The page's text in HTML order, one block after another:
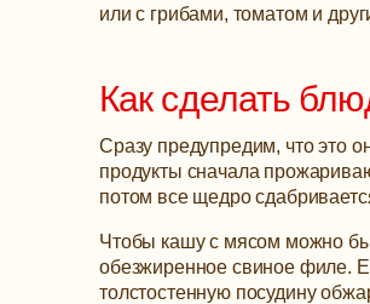
или с грибами, томатом и
Как сделать
Сразу предупредим, что это
продукты сначала
потом все щедро
Чтобы кашу с мясом можно
обезжиренное свиное филе.
толстостенную посудину